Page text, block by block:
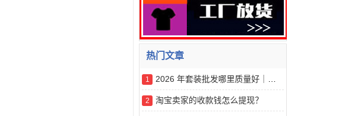
热门文章
1 2026 年套装批发哪里质量好｜五大线上服装采购渠道专业实测解读
2 淘宝卖家的收款钱怎么提现？